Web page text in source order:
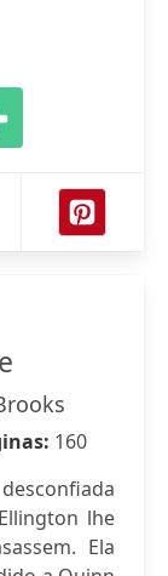
160
lhe
Ela